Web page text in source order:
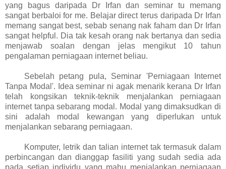
yang bagus daripada Dr Irfan dan seminar tu memang
sangat berbaloi for me. Belajar direct terus daripada Dr Irfan
memang sangat best, sebab senang nak faham dan Dr Irfan
sangat helpful. Dia tak kesah orang nak bertanya dan sedia
menjawab soalan dengan jelas mengikut 10 tahun
pengalaman perniagaan internet beliau.
Sebelah petang pula, Seminar 'Perniagaan Internet
Tanpa Modal'. Idea seminar ni agak menarik kerana Dr Irfan
telah kongsikan teknik-teknik menjalankan perniagaan
internet tanpa sebarang modal. Modal yang dimaksudkan di
sini adalah modal kewangan yang diperlukan untuk
menjalankan sebarang perniagaan.
Komputer, letrik dan talian internet tak termasuk dalam
perbincangan dan dianggap fasiliti yang sudah sedia ada
pada setiap individu yang mahu menjalankan perniagaan